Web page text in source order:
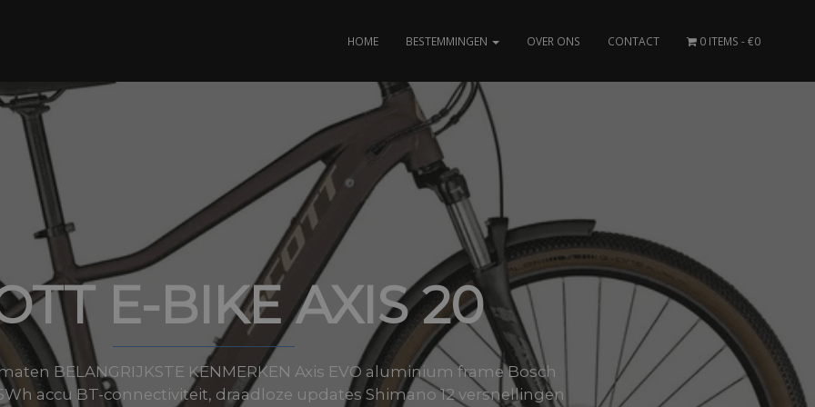
HOME BESTEMMINGEN OVER ONS CONTACT 0 ITEMS €0
E-BIKE AXIS 20
BELANGRIJKSTE KENMERKEN Axis EVO aluminium frame Bosch
accu BT-connectiviteit, draadloze updates Shimano 12 versnellingen